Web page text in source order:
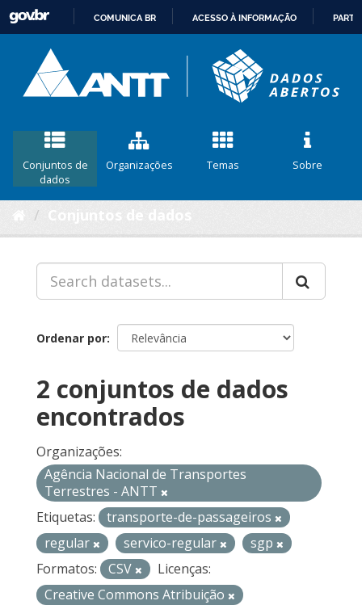
CONTEÚDO
COMUNICA BR ACESSO À INFORMAÇÃO
Conjuntos de
dados
Organizações Temas Sobre
Ordenar por
2 conjuntos de dados
encontrados
Organizações:
Agência Nacional de Transportes
Terrestres - ANTT
Etiquetas:
transporte-de-passageiros
regular
servico-regular
sgp
Formatos:
CSV
Licenças:
Creative Commons Atribuição